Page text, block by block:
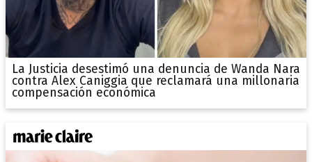
La Justicia desestimó una denuncia de Wanda Nara
contra Alex Caniggia que reclamará una millonaria
compensación económica